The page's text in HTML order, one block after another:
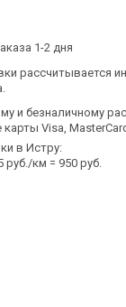
1-2 дня
рассчитывается
и безналичному
карты Visa,
в Истру:
км = 950 руб.